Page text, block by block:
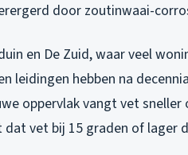
door zoutinwaai-
en De Zuid, waar veel
leidingen hebben na
oppervlak vangt vet
vet bij 15 graden of lager